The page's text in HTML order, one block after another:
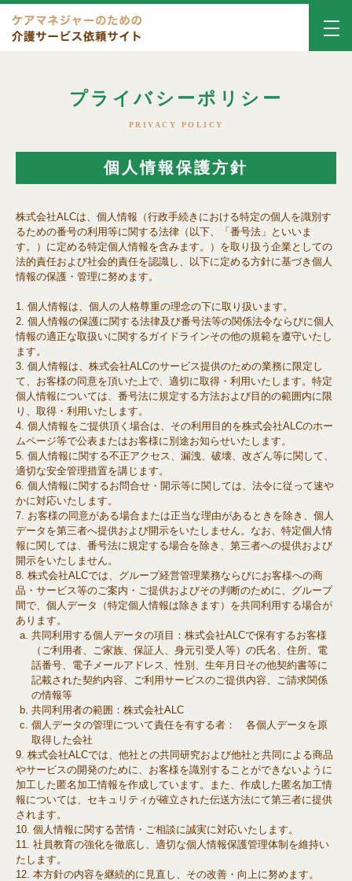
プライバシーポリシー
PRIVACY POLICY
個人情報保護方針
株式会社ALCは、個人情報（行政手続きにおける特定の個人を識別す
るための番号の利用等に関する法律（以下、「番号法」といいま
す。）に定める特定個人情報を含みます。）を取り扱う企業としての
法的責任および社会的責任を認識し、以下に定める方針に基づき個人
情報の保護・管理に努めます。
個人情報は、個人の人格尊重の理念の下に取り扱います。
個人情報の保護に関する法律及び番号法等の関係法令ならびに個人
情報の適正な取扱いに関するガイドラインその他の規範を遵守いたし
ます。
個人情報は、株式会社ALCのサービス提供のための業務に限定し
て、お客様の同意を頂いた上で、適切に取得・利用いたします。特定
個人情報については、番号法に規定する方法および目的の範囲内に限
り、取得・利用いたします。
個人情報をご提供頂く場合は、その利用目的を株式会社ALCのホー
ムページ等で公表またはお客様に別途お知らせいたします。
個人情報に関する不正アクセス、漏洩、破壊、改ざん等に関して、
適切な安全管理措置を講じます。
個人情報に関するお問合せ・開示等に関しては、法令に従って速や
かに対応いたします。
お客様の同意がある場合または正当な理由があるときを除き、個人
データを第三者へ提供および開示をいたしません。なお、特定個人情
報に関しては、番号法に規定する場合を除き、第三者への提供および
開示をいたしません。
株式会社ALCでは、グループ経営管理業務ならびにお客様への商
品・サービス等のご案内・ご提供およびその判断のために、グループ
間で、個人データ（特定個人情報は除きます）を共同利用する場合が
あります。
共同利用する個人データの項目：株式会社ALCで保有するお客様
（ご利用者、ご家族、保証人、身元引受人等）の氏名、住所、電
話番号、電子メールアドレス、性別、生年月日その他契約書等に
記載された契約内容、ご利用サービスのご提供内容、ご請求関係
の情報等
共同利用者の範囲：株式会社ALC
個人データの管理について責任を有する者： 各個人データを原
取得した会社
株式会社ALCでは、他社との共同研究および他社と共同による商品
やサービスの開発のために、お客様を識別することができないように
加工した匿名加工情報を作成しています。また、作成した匿名加工情
報については、セキュリティが確立された伝送方法にて第三者に提供
されます。
個人情報に関する苦情・ご相談に誠実に対応いたします。
社員教育の強化を徹底し、適切な個人情報保護管理体制を維持い
たします。
本方針の内容を継続的に見直し、その改善・向上に努めます。